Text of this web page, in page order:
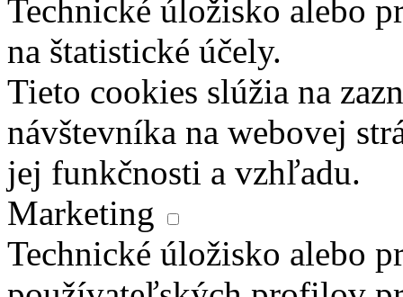
Technické úložisko alebo
na štatistické účely.
Tieto cookies slúžia na
návštevníka na webovej
jej funkčnosti a vzhľadu.
Marketing
Technické úložisko alebo